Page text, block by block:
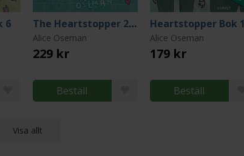
6 The Heartstopper 2027 Planner With art by Alice Oseman, and bonus stickers!
Alice Oseman
229 kr
Beställ
Heartstopper Bok 1
Alice Oseman
179 kr
Beställ
Visa allt